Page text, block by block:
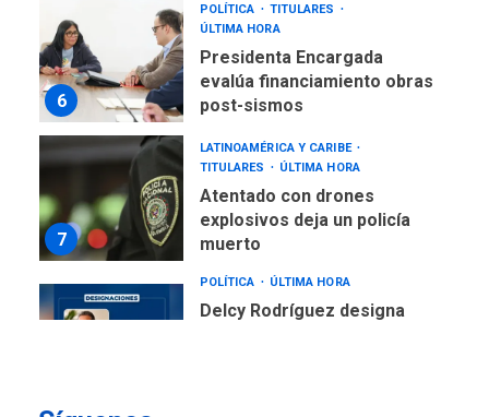
6
POLÍTICA
TITULARES
ÚLTIMA HORA
Presidenta Encargada
evalúa financiamiento obras
post-sismos
7
LATINOAMÉRICA Y CARIBE
TITULARES
ÚLTIMA HORA
Atentado con drones
explosivos deja un policía
muerto
POLÍTICA ÚLTIMA HORA
Delcy Rodríguez designa